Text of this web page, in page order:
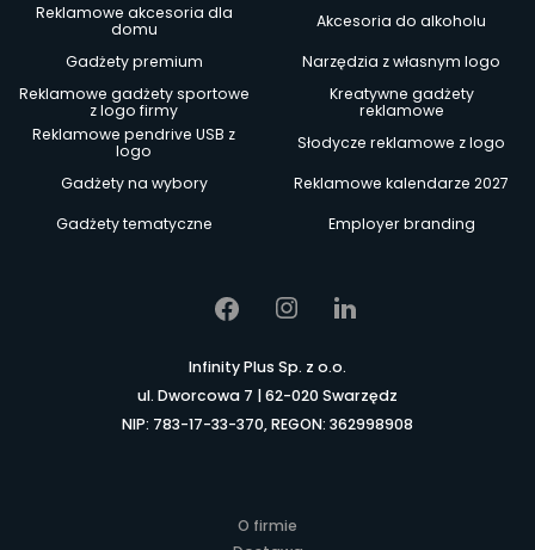
Reklamowe akcesoria dla
domu
Akcesoria do alkoholu
Gadżety premium
Narzędzia z własnym logo
Reklamowe gadżety sportowe
z logo firmy
Kreatywne gadżety
reklamowe
Reklamowe pendrive USB z
logo
Słodycze reklamowe z logo
Gadżety na wybory
Reklamowe kalendarze 2027
Gadżety tematyczne
Employer branding
Infinity Plus Sp. z o.o.
ul. Dworcowa 7 | 62-020 Swarzędz
NIP: 783-17-33-370, REGON: 362998908
O firmie